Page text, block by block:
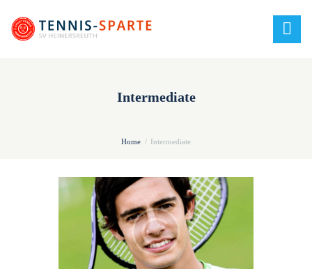
Intermediate
Home Intermediate